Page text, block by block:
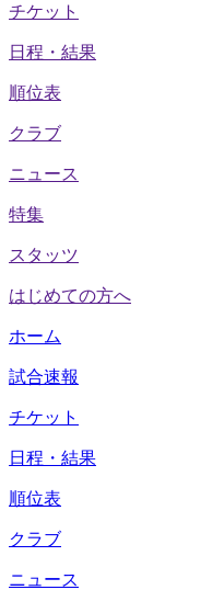
チケット
日程・結果
順位表
クラブ
ニュース
特集
スタッツ
はじめての方へ
ホーム
試合速報
チケット
日程・結果
順位表
クラブ
ニュース